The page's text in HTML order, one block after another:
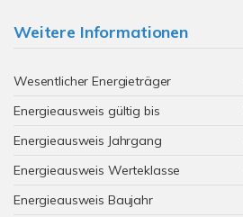
Weitere Informationen
Wesentlicher Energieträger
Energieausweis gültig bis
Energieausweis Jahrgang
Energieausweis Werteklasse
Energieausweis Baujahr